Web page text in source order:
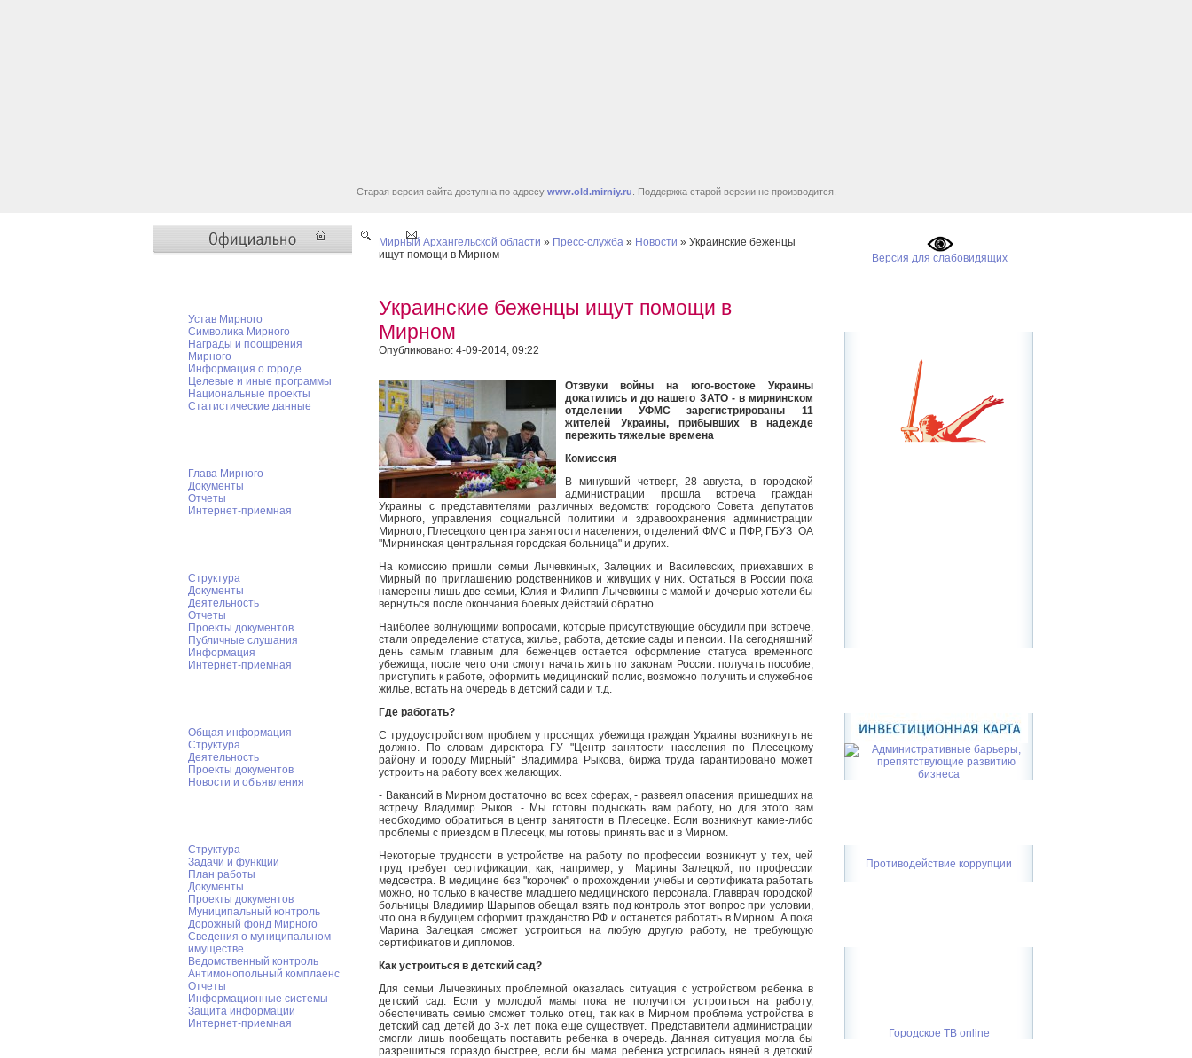
Старая версия сайта доступна по адресу www.old.mirniy.ru . Поддержка старой версии не производится.
Устав Мирного
Символика Мирного
Награды и поощрения
Мирного
Информация о городе
Целевые и иные программы
Национальные проекты
Статистические данные
Глава Мирного
Документы
Отчеты
Интернет-приемная
Структура
Документы
Деятельность
Отчеты
Проекты документов
Публичные слушания
Информация
Интернет-приемная
Общая информация
Структура
Деятельность
Проекты документов
Новости и объявления
Структура
Задачи и функции
План работы
Документы
Проекты документов
Муниципальный контроль
Дорожный фонд Мирного
Cведения о муниципальном
имуществе
Ведомственный контроль
Антимонопольный комплаенс
Отчеты
Информационные системы
Защита информации
Интернет-приемная
Мирный Архангельской области » Пресс-служба » Новости » Украинские беженцы
ищут помощи в Мирном
Украинские беженцы ищут помощи в
Мирном
Опубликовано: 4-09-2014, 09:22
Отзвуки войны на юго-востоке Украины
докатились и до нашего ЗАТО - в мирнинском
отделении УФМС зарегистрированы 11
жителей Украины, прибывших в надежде
пережить тяжелые времена
Комиссия
В минувший четверг, 28 августа, в городской
администрации прошла встреча граждан
Украины с представителями различных ведомств: городского Совета депутатов
Мирного, управления социальной политики и здравоохранения администрации
Мирного, Плесецкого центра занятости населения, отделений ФМС и ПФР, ГБУЗ ОА
"Мирнинская центральная городская больница" и других.
На комиссию пришли семьи Лычевкиных, Залецких и Василевских, приехавших в
Мирный по приглашению родственников и живущих у них. Остаться в России пока
намерены лишь две семьи, Юлия и Филипп Лычевкины с мамой и дочерью хотели бы
вернуться после окончания боевых действий обратно.
Наиболее волнующими вопросами, которые присутствующие обсудили при встрече,
стали определение статуса, жилье, работа, детские сады и пенсии. На сегодняшний
день самым главным для беженцев остается оформление статуса временного
убежища, после чего они смогут начать жить по законам России: получать пособие,
приступить к работе, оформить медицинский полис, возможно получить и служебное
жилье, встать на очередь в детский сади и т.д.
Где работать?
С трудоустройством проблем у просящих убежища граждан Украины возникнуть не
должно. По словам директора ГУ "Центр занятости населения по Плесецкому
району и городу Мирный" Владимира Рыкова, биржа труда гарантировано может
устроить на работу всех желающих.
- Вакансий в Мирном достаточно во всех сферах, - развеял опасения пришедших на
встречу Владимир Рыков. - Мы готовы подыскать вам работу, но для этого вам
необходимо обратиться в центр занятости в Плесецке. Если возникнут какие-либо
проблемы с приездом в Плесецк, мы готовы принять вас и в Мирном.
Некоторые трудности в устройстве на работу по профессии возникнут у тех, чей
труд требует сертификации, как, например, у Марины Залецкой, по профессии
медсестра. В медицине без "корочек" о прохождении учебы и сертификата работать
можно, но только в качестве младшего медицинского персонала. Главврач городской
больницы Владимир Шарыпов обещал взять под контроль этот вопрос при условии,
что она в будущем оформит гражданство РФ и останется работать в Мирном. А пока
Марина Залецкая сможет устроиться на любую другую работу, не требующую
сертификатов и дипломов.
Как устроиться в детский сад?
Для семьи Лычевкиных проблемной оказалась ситуация с устройством ребенка в
детский сад. Если у молодой мамы пока не получится устроиться на работу,
обеспечивать семью сможет только отец, так как в Мирном проблема устройства в
детский сад детей до 3-х лет пока еще существует. Представители администрации
смогли лишь пообещать поставить ребенка в очередь. Данная ситуация могла бы
разрешиться гораздо быстрее, если бы мама ребенка устроилась няней в детский
Версия для слабовидящих
Противодействие коррупции
Городское ТВ online